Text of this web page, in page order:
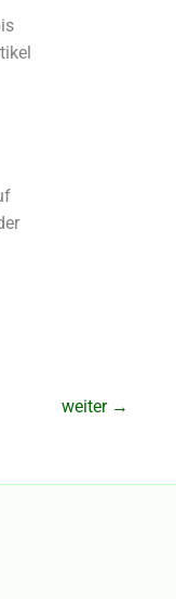
weiter →